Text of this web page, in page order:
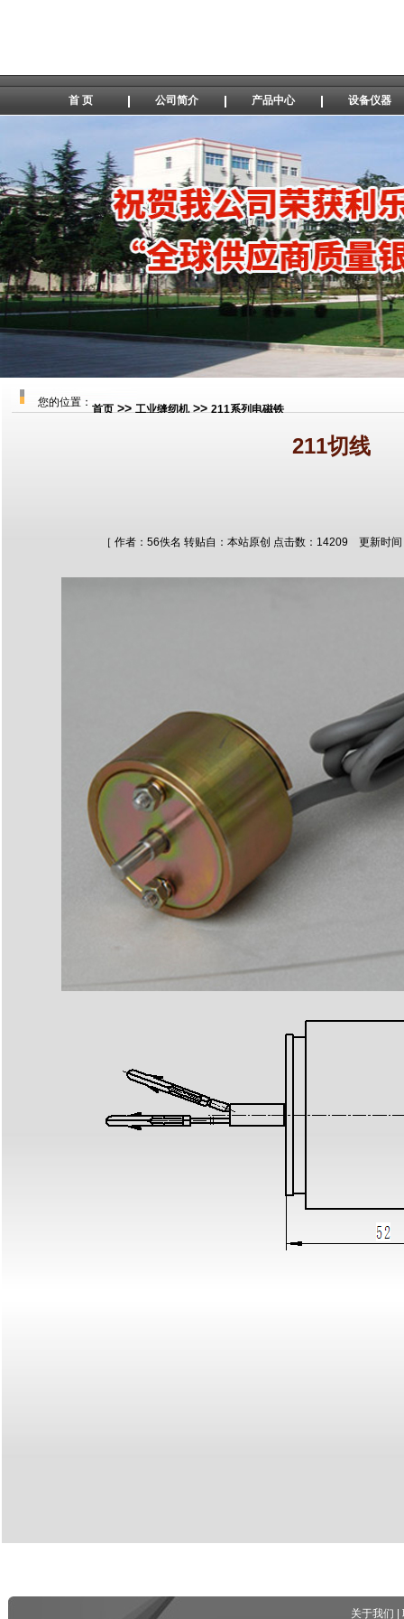
首 页 公司简介 产品中心 设备仪器
您的位置：
首页>>工业缝纫机>>211系列电磁铁
211切线
［ 作者：56佚名 转贴自：本站原创 点击数：14209 更新时
关于我们